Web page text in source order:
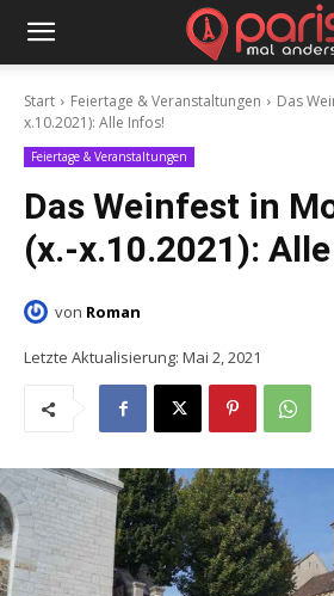
Start Feiertage & Veranstaltungen
Das
x.10.2021): Alle Infos!
Feiertage & Veranstaltungen
Das Weinfest in
(x.-x.10.2021):
von Roman
Letzte Aktualisierung: Mai 2, 2021